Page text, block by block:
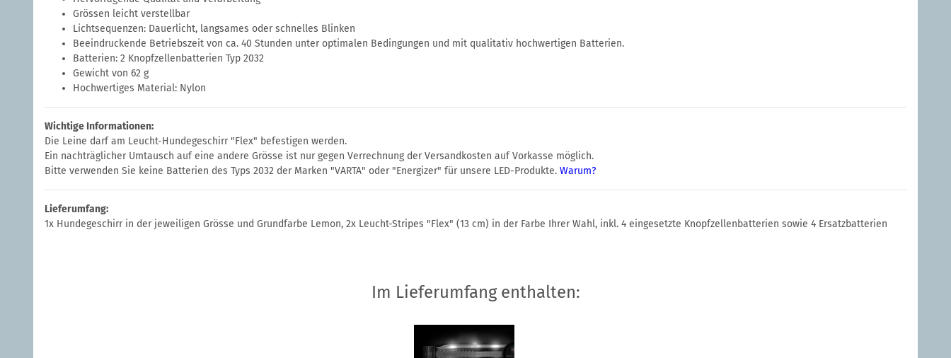
Grössen leicht verstellbar
Lichtsequenzen: Dauerlicht, langsames oder schnelles Blinken
Beeindruckende Betriebszeit von ca. 40 Stunden unter optimalen Bedingungen und mit qualitativ hochwertigen Batterien.
Batterien: 2 Knopfzellenbatterien Typ 2032
Gewicht von 62 g
Hochwertiges Material: Nylon
Wichtige Informationen:
Die Leine darf am Leucht-Hundegeschirr "Flex" befestigen werden.
Ein nachträglicher Umtausch auf eine andere Grösse ist nur gegen Verrechnung der Versandkosten auf Vorkasse möglich.
Bitte verwenden Sie keine Batterien des Typs 2032 der Marken "VARTA" oder "Energizer" für unsere LED-Produkte. Warum?
Lieferumfang:
1x Hundegeschirr in der jeweiligen Grösse und Grundfarbe Lemon, 2x Leucht-Stripes "Flex" (13 cm) in der Farbe Ihrer Wahl, inkl. 4 eingesetzte Knopfzellenbatterien sowie 4 Ersatzbatterien
Im Lieferumfang enthalten: